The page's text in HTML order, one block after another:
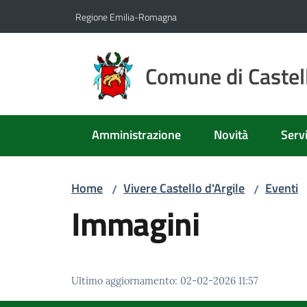
Regione Emilia-Romagna
Comune di
Amministrazione Novità
Home / Vivere Castello d'Argile / Eventi
Immagini
Ultimo aggiornamento: 02-02-2026 11:57